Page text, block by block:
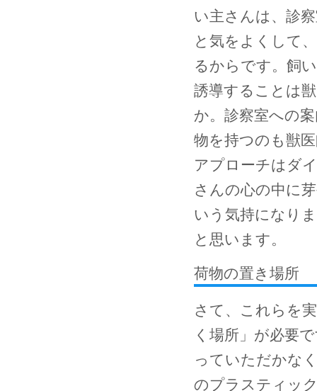
い主さんは、診
と気をよくして
るからです。飼
誘導することは
か。診察室への
物を持つのも獣
アプローチはダ
さんの心の中に
いう気持になり
と思います。
荷物の置き場所
さて、これらを
く場所」が必要
っていただかな
のプラスティッ